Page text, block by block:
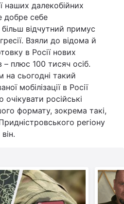
наших далекобійних
добре себе
відчутний примус
Взяли до відома й
в Росії нових
– плюс 100 тисяч осіб.
сьогодні такий
мобілізації в Росії
очікувати російські
формату, зокрема такі,
регіону